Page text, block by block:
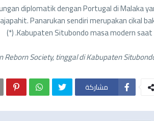
diplomatik dengan Portugal di Malaka
Panarukan sendiri merupakan cikal
Kabupaten Situbondo masa modern saat
Society, tinggal di Kabupaten
مشاركة